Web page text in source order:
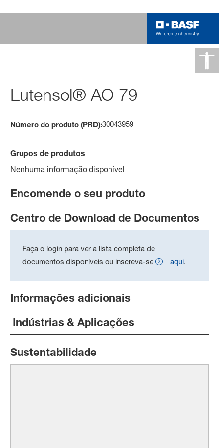
Lutensol® AO 79
Número do produto (PRD):30043959
Grupos de produtos
Nenhuma informação disponível
Encomende o seu produto
Centro de Download de Documentos
Faça o login para ver a lista completa de
documentos disponíveis ou inscreva-se
aqui.
Informações adicionais
Indústrias & Aplicações
Sustentabilidade